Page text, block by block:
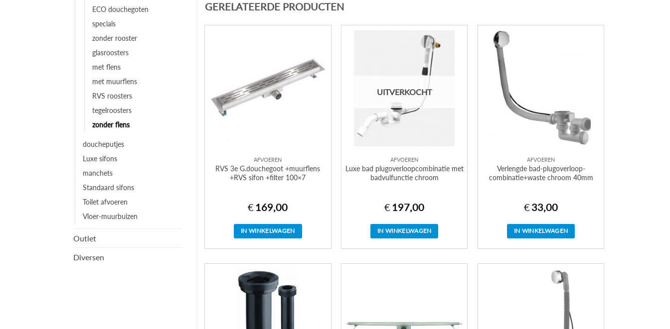
ECO douchegoten
specials
zonder rooster
glasroosters
met flens
met muurflens
RVS roosters
tegelroosters
zonder flens
doucheputjes
Luxe sifons
manchets
Standaard sifons
Toilet afvoeren
Vloer-muurbuizen
Outlet
Diversen
GERELATEERDE PRODUCTEN
AFVOEREN
RVS 3e G.douchegoot +muurflens
+RVS sifon +filter 100×7
€ 169,00
IN WINKELWAGEN
UITVERKOCHT
AFVOEREN
Luxe bad plugoverloopcombinatie met
badvulfunctie chroom
€ 197,00
IN WINKELWAGEN
AFVOEREN
Verlengde bad-plugoverloop-
combinatie+waste chroom 40mm
€ 33,00
IN WINKELWAGEN